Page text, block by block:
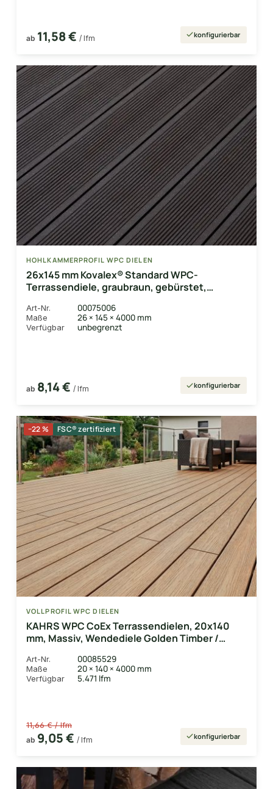
ab 11,58 € / lfm konfigurierbar
HOHLKAMMERPROFIL WPC DIELEN
26x145 mm Kovalex® Standard WPC-
Terrassendiele, graubraun, gebürstet,
Profil: grob/fein
Art-Nr. 00075006
Maße 26 × 145 × 4000 mm
Verfügbar unbegrenzt
ab 8,14 € / lfm konfigurierbar
−22 % FSC® zertifiziert
VOLLPROFIL WPC DIELEN
KAHRS WPC CoEx Terrassendielen, 20x140
mm, Massiv, Wendediele Golden Timber /
Art-Nr. 00085529
Maße 20 × 140 × 4000 mm
Verfügbar 5.471 lfm
11,66 € / lfm
ab 9,05 € / lfm konfigurierbar